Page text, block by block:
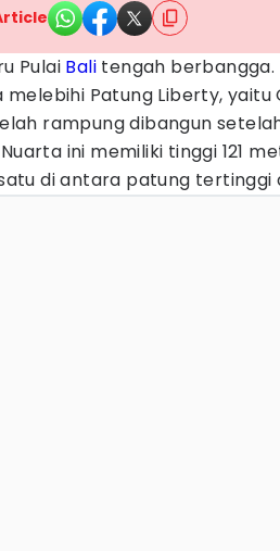
Pulai Bali tengah berbangga.
melebihi Patung Liberty, yaitu
rampung dibangun
ini memiliki tinggi 121
di antara patung tertinggi